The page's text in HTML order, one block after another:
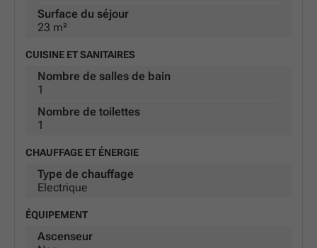
Surface du séjour
23 m²
CUISINE ET SANITAIRES
Nombre de salles de bain
1
Nombre de toilettes
1
CHAUFFAGE ET ÉNERGIE
Type de chauffage
Electrique
ÉQUIPEMENT
Ascenseur